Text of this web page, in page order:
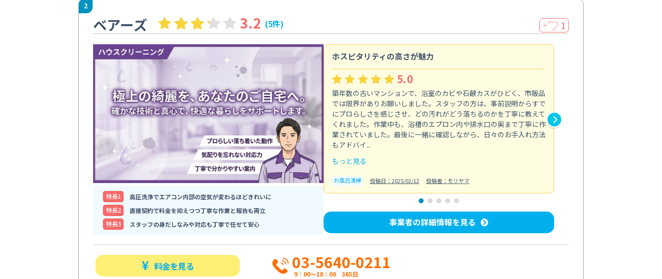
2
ベアーズ 3.2 (5件) ＋ 1
特⻑1
高圧洗浄でエアコン内部の空気が変わるほどきれいに
特⻑2
直接契約で料金を抑えつつ丁寧な作業と報告も両立
特⻑3
スタッフの身だしなみや対応も丁寧で任せて安心
ホスピタリティの高さが魅力
5.0
築年数の古いマンションで、浴室のカビや石鹸カスがひどく、市販品
では限界がありお願いしました。スタッフの方は、事前説明からすで
にプロらしさを感じさせ、どの汚れがどう落ちるのかを丁寧に教えて
くれました。作業中も、浴槽のエプロン内や排水口の奥まで丁寧に作
業されていました。最後に一緒に確認しながら、日々のお手入れ方法
もアドバイ...
もっと見る
お風呂清掃 投稿日：2025/02/12 投稿者：モリヤマ
事業者の詳細情報を見る
料金を見る 03-5640-0211
9：00～18：00 365日